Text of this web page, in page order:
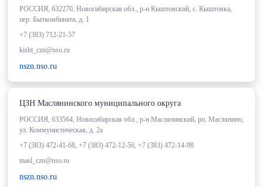
РОССИЯ, 632270, Новосибирская обл., р-н Кыштовский, с. Кыштовка,
пер. Быткомбината, д. 1
+7 (383) 712-21-57
kisht_czn@nso.ru
nszn.nso.ru
ЦЗН Маслянинского муниципального округа
РОССИЯ, 633564, Новосибирская обл., р-н Маслянинский, рп. Маслянино,
ул. Коммунистическая, д. 2а
+7 (383) 472-41-68, +7 (383) 472-12-56, +7 (383) 472-14-98
masl_czn@nso.ru
nszn.nso.ru